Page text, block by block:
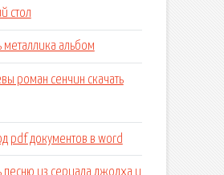
стол
металлика альбом
роман сенчин скачать
pdf документов в word
песню из сериала джодха и